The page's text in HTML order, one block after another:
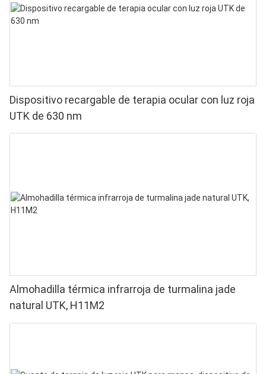
Dispositivo recargable de terapia ocular con luz roja
UTK de 630 nm
Almohadilla térmica infrarroja de turmalina jade
natural UTK, H11M2